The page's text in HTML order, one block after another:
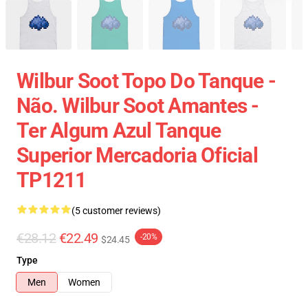
Wilbur Soot Topo Do Tanque -
Não. Wilbur Soot Amantes -
Ter Algum Azul Tanque
Superior Mercadoria Oficial
TP1211
(5 customer reviews)
€28.12 €22.49 $24.45 -20%
Type
Men
Women